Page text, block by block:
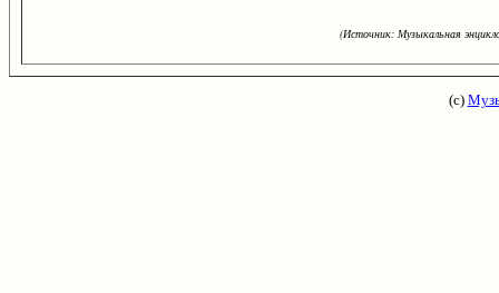
(Источник: Музыкальная
(с)